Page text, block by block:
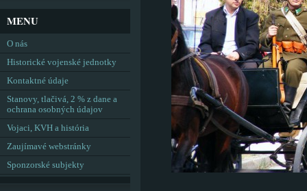
MENU
O nás
Historické vojenské jednotky
Kontaktné údaje
Stanovy, tlačivá, 2 % z dane a
ochrana osobných údajov
Vojaci, KVH a história
Zaujímavé webstránky
Sponzorské subjekty